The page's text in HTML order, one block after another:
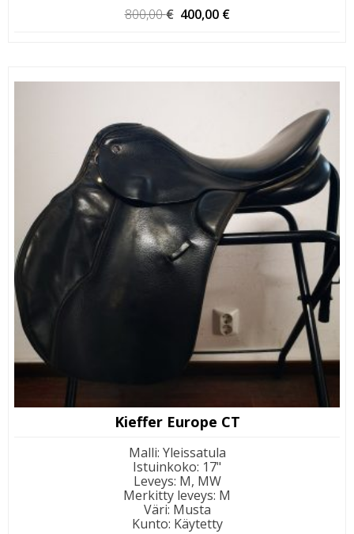
800,00€ Alkuperäinen
400,00 €
Kieffer Europe CT
Malli: Yleissatula
Istuinkoko: 17"
Leveys: M, MW
Merkitty leveys: M
Väri: Musta
Kunto: Käytetty